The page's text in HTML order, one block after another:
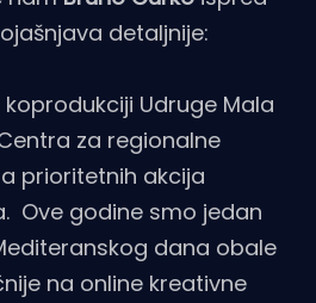
detaljnije:
Udruge Mala
za regionalne
prioritetnih akcija
Ove godine smo jedan
dana obale
na online kreativne